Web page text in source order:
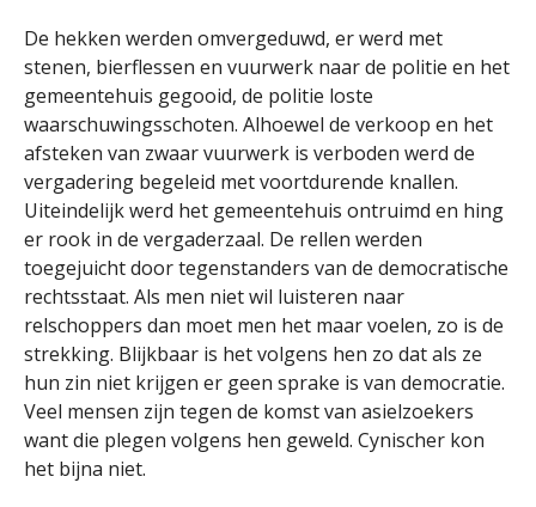
De hekken werden omvergeduwd, er werd met
stenen, bierflessen en vuurwerk naar de politie en het
gemeentehuis gegooid, de politie loste
waarschuwingsschoten. Alhoewel de verkoop en het
afsteken van zwaar vuurwerk is verboden werd de
vergadering begeleid met voortdurende knallen.
Uiteindelijk werd het gemeentehuis ontruimd en hing
er rook in de vergaderzaal. De rellen werden
toegejuicht door tegenstanders van de democratische
rechtsstaat. Als men niet wil luisteren naar
relschoppers dan moet men het maar voelen, zo is de
strekking. Blijkbaar is het volgens hen zo dat als ze
hun zin niet krijgen er geen sprake is van democratie.
Veel mensen zijn tegen de komst van asielzoekers
want die plegen volgens hen geweld. Cynischer kon
het bijna niet.